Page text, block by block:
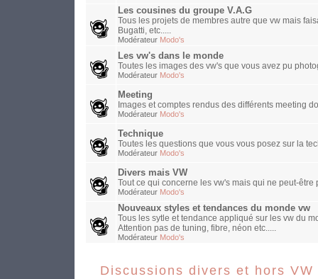
Les cousines du groupe V.A.G
Tous les projets de membres autre que vw mais
Bugatti, etc.....
Modérateur Modo's
Les vw's dans le monde
Toutes les images des vw's que vous avez pu
Modérateur Modo's
Meeting
Images et comptes rendus des différents meeting
Modérateur Modo's
Technique
Toutes les questions que vous vous posez sur la
Modérateur Modo's
Divers mais VW
Tout ce qui concerne les vw's mais qui ne peut-
Modérateur Modo's
Nouveaux styles et tendances du monde vw
Tous les sytle et tendance appliqué sur les vw du
Attention pas de tuning, fibre, néon etc.....
Modérateur Modo's
Discussions divers et hors VW